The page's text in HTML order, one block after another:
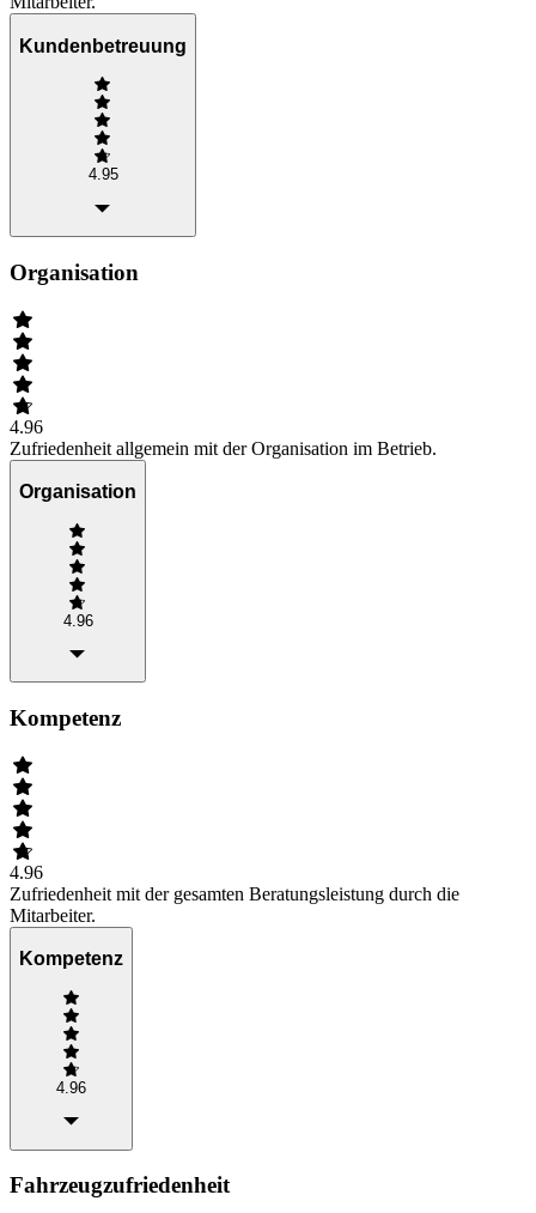
Kundenbetreuung
4.95
Organisation
4.96
Zufriedenheit allgemein mit der Organisation im Betrieb.
Organisation
4.96
Kompetenz
4.96
Zufriedenheit mit der gesamten Beratungsleistung durch die
Mitarbeiter.
Kompetenz
4.96
Fahrzeugzufriedenheit